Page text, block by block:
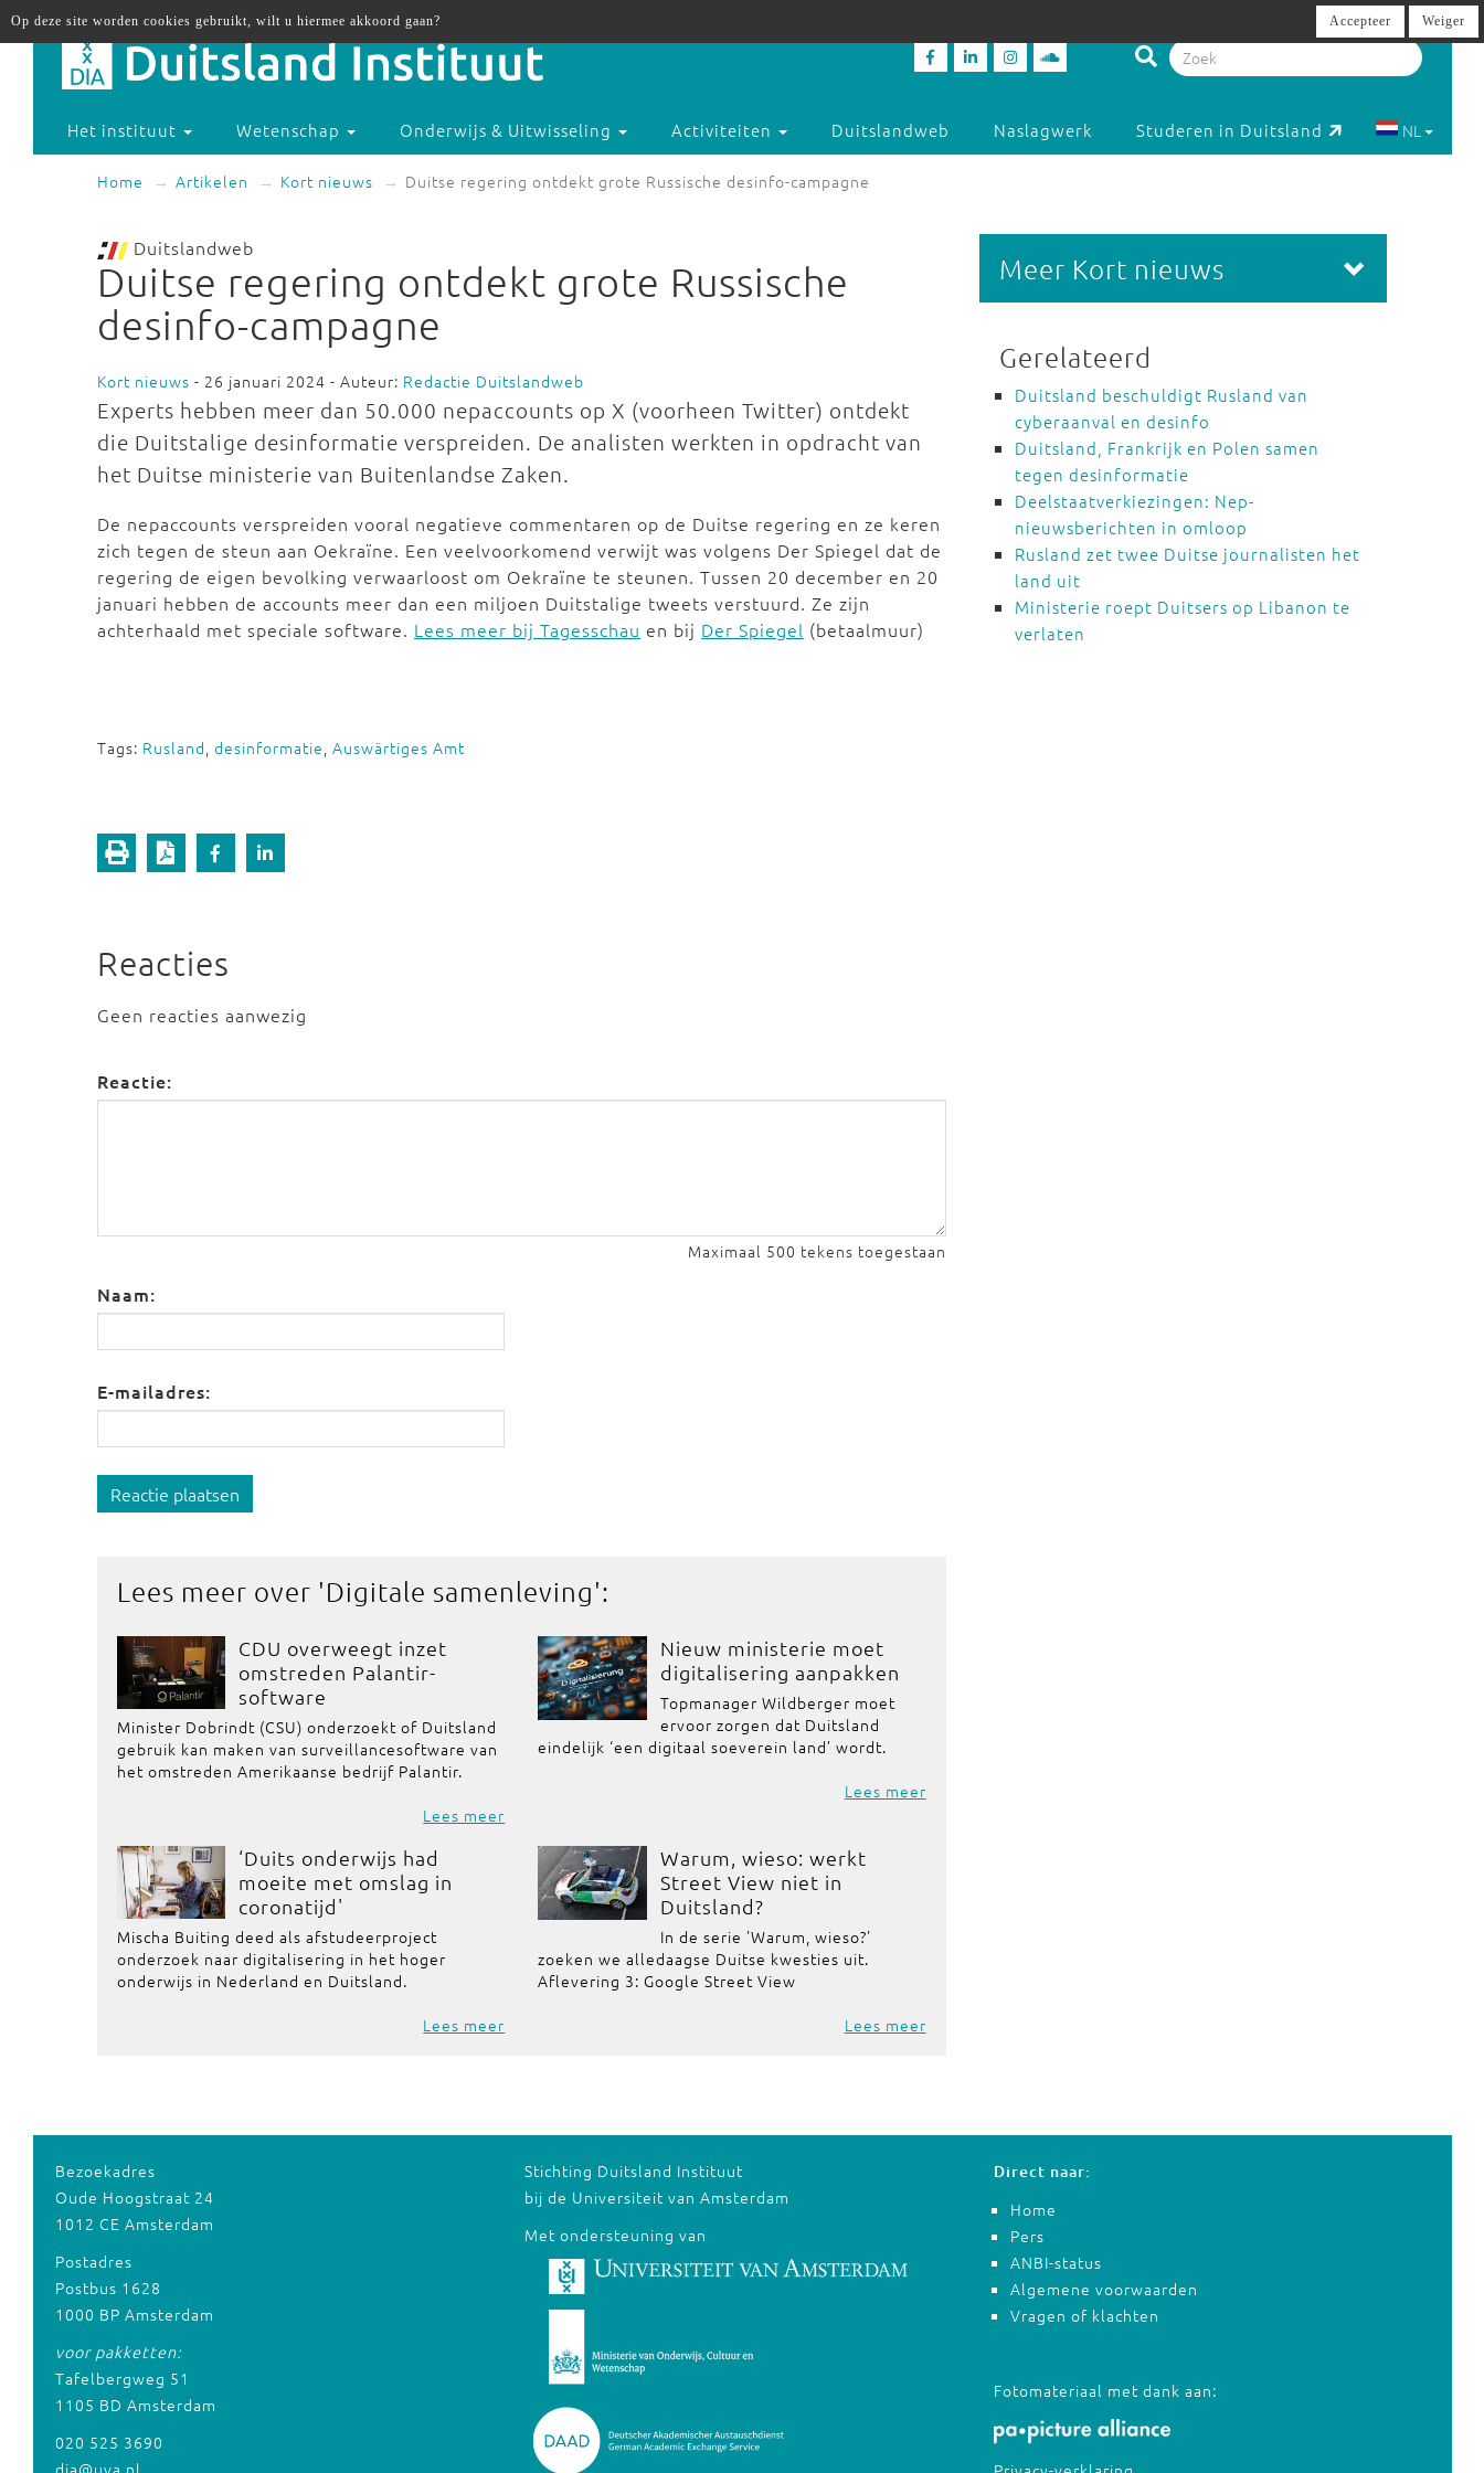
Het instituut Wetenschap Onderwijs & Uitwisseling Activiteiten Duitslandweb Naslagwerk Studeren in Duitsland NL
Home Artikelen Kort nieuws Duitse regering ontdekt grote Russische desinfo-campagne
Duitslandweb
Duitse regering ontdekt grote Russische
desinfo-campagne
Kort nieuws - 26 januari 2024 - Auteur: Redactie Duitslandweb
Experts hebben meer dan 50.000 nepaccounts op X (voorheen Twitter) ontdekt
die Duitstalige desinformatie verspreiden. De analisten werkten in opdracht van
het Duitse ministerie van Buitenlandse Zaken.
De nepaccounts verspreiden vooral negatieve commentaren op de Duitse regering en ze keren
zich tegen de steun aan Oekraïne. Een veelvoorkomend verwijt was volgens Der Spiegel dat de
regering de eigen bevolking verwaarloost om Oekraïne te steunen. Tussen 20 december en 20
januari hebben de accounts meer dan een miljoen Duitstalige tweets verstuurd. Ze zijn
achterhaald met speciale software. Lees meer bij Tagesschau en bij Der Spiegel (betaalmuur)
Tags: Rusland, desinformatie, Auswärtiges Amt
Reacties
Geen reacties aanwezig
Reactie:
Maximaal 500 tekens toegestaan
Naam:
E-mailadres:
Reactie plaatsen
Lees meer over 'Digitale samenleving':
CDU overweegt inzet
omstreden Palantir-
software
Minister Dobrindt (CSU) onderzoekt of Duitsland
gebruik kan maken van surveillancesoftware van
het omstreden Amerikaanse bedrijf Palantir.
Lees meer
Nieuw ministerie moet
digitalisering aanpakken
Topmanager Wildberger moet
ervoor zorgen dat Duitsland
eindelijk ‘een digitaal soeverein land’ wordt.
Lees meer
‘Duits onderwijs had
moeite met omslag in
coronatijd'
Mischa Buiting deed als afstudeerproject
onderzoek naar digitalisering in het hoger
onderwijs in Nederland en Duitsland.
Lees meer
Warum, wieso: werkt
Street View niet in
Duitsland?
In de serie 'Warum, wieso?'
zoeken we alledaagse Duitse kwesties uit.
Aflevering 3: Google Street View
Lees meer
Meer Kort nieuws
Gerelateerd
Duitsland beschuldigt Rusland van
cyberaanval en desinfo
Duitsland, Frankrijk en Polen samen
tegen desinformatie
Deelstaatverkiezingen: Nep-
nieuwsberichten in omloop
Rusland zet twee Duitse journalisten het
land uit
Ministerie roept Duitsers op Libanon te
verlaten
Bezoekadres
Oude Hoogstraat 24
1012 CE Amsterdam
Postadres
Postbus 1628
1000 BP Amsterdam
voor pakketten:
Tafelbergweg 51
1105 BD Amsterdam
020 525 3690
dia@uva.nl
Stichting Duitsland Instituut
bij de Universiteit van Amsterdam
Met ondersteuning van
Direct naar:
Home
Pers
ANBI-status
Algemene voorwaarden
Vragen of klachten
Fotomateriaal met dank aan:
Op deze site worden cookies gebruikt, wilt u hiermee akkoord gaan? Accepteer Weiger